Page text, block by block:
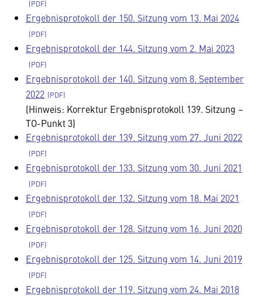
Ergebnisprotokoll der 150. Sitzung vom 13. Mai 2024
Ergebnisprotokoll der 144. Sitzung vom 2. Mai 2023
Ergebnisprotokoll der 140. Sitzung vom 8. September
2022
(Hinweis: Korrektur Ergebnisprotokoll 139. Sitzung –
TO-Punkt 3)
Ergebnisprotokoll der 139. Sitzung vom 27. Juni 2022
Ergebnisprotokoll der 133. Sitzung vom 30. Juni 2021
Ergebnisprotokoll der 132. Sitzung vom 18. Mai 2021
Ergebnisprotokoll der 128. Sitzung vom 16. Juni 2020
Ergebnisprotokoll der 125. Sitzung vom 14. Juni 2019
Ergebnisprotokoll der 119. Sitzung vom 24. Mai 2018